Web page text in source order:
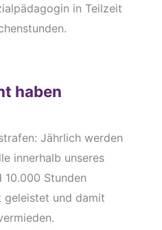
in Teilzeit
haben
Jährlich werden
innerhalb unseres
10.000 Stunden
geleistet und damit